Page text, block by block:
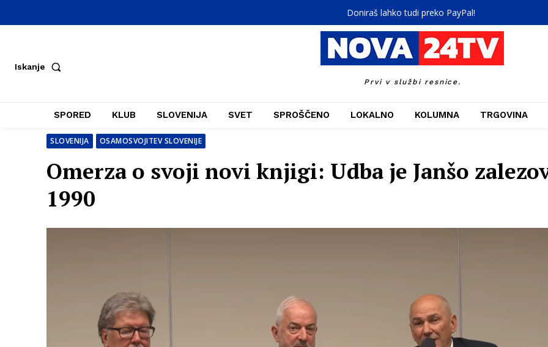
Doniraš lahko tudi preko PayPal!
Iskanje
Prvi v službi resnice.
SPORED KLUB SLOVENIJA SVET SPROŠČENO LOKALNO KOLUMNA TRGOVINA
SLOVENIJA OSAMOSVOJITEV SLOVENIJE
Omerza o svoji novi knjigi: Udba je Janšo
1990